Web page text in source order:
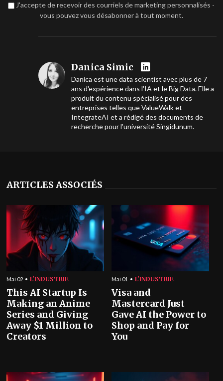
J'accepte de recevoir des courriels de marketing personnalisés -
vous pouvez vous désabonner à tout moment.
Danica Simic
Danica est une data scientist avec plus de 7
ans d'expérience dans l'IA et le Big Data. Elle a
produit du contenu spécialisé pour des
entreprises telles que ValueWalk et
IntegrateAI et a rédigé des documents de
recherche pour l'université Singidunum.
ARTICLES ASSOCIÉS
Mai 02 L'INDUSTRIE
This AI Startup Is
Making an Anime
Series and Giving
Away $1 Million to
Creators
Mai 01 L'INDUSTRIE
Visa and
Mastercard Just
Gave AI the Power to
Shop and Pay for
You